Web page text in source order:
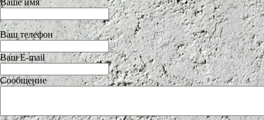
Ваше имя
Ваш телефон
Ваш E-mail
Сообщение